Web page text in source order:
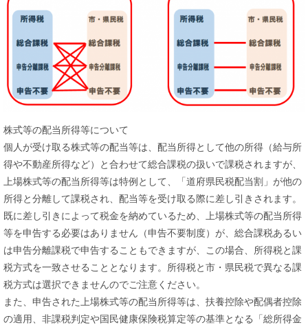
株式等の配当所得等について
個人が受け取る株式等の配当等は、配当所得として他の所得（給与所
得や不動産所得など）と合わせて総合課税の扱いで課税されますが、
上場株式等の配当所得等は特例として、「道府県民税配当割」が他の
所得と分離して課税され、配当等を受け取る際に差し引きされます。
既に差し引きによって税金を納めているため、上場株式等の配当所得
等を申告する必要はありません（申告不要制度）が、総合課税あるい
は申告分離課税で申告することもできますが、この場合、所得税と課
税方式を一致させることとなります。所得税と市・県民税で異なる課
税方式は選択できませんのでご注意ください。
また、申告された上場株式等の配当所得等は、扶養控除や配偶者控除
の適用、非課税判定や国民健康保険税算定等の基準となる「総所得金